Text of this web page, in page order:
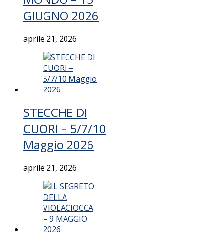
GIUGNO 2026
aprile 21, 2026
STECCHE DI
CUORI – 5/7/10
Maggio 2026
aprile 21, 2026